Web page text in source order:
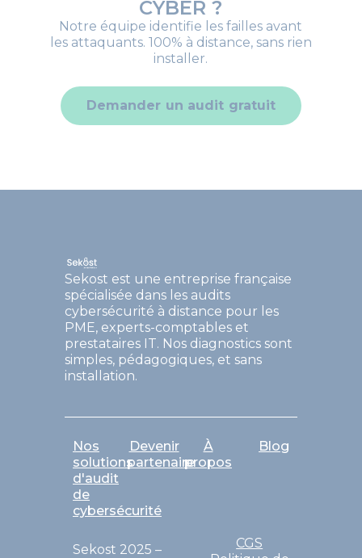
CYBER ?
Notre équipe identifie les failles avant
les attaquants. 100% à distance, sans rien
installer.
Demander un audit gratuit
Sekost est une entreprise française
spécialisée dans les audits
cybersécurité à distance pour les
PME, experts-comptables et
prestataires IT. Nos diagnostics sont
simples, pédagogiques, et sans
installation.
Nos
solutions
d'audit
de
cybersécurité
Devenir
partenaire
À
propos
Blog
Sekost 2025 –
CGS